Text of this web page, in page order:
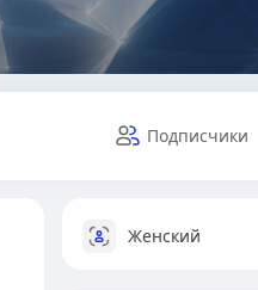
Подписчики
Женский